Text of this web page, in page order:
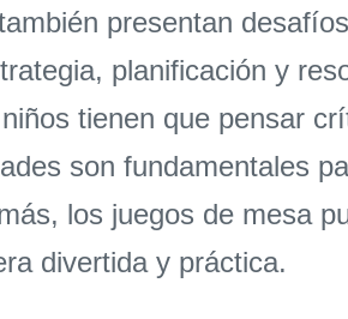
presentan
planificación y
tienen que pensar
son fundamentales
los juegos de mesa
divertida y práctica.